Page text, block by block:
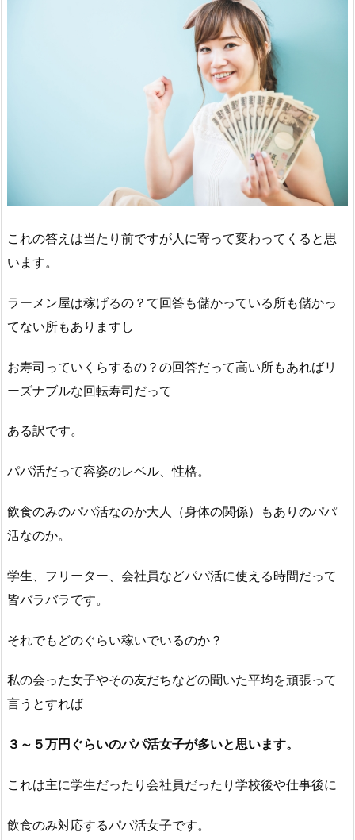
これの答えは当たり前ですが人に寄って変わってくると思
います。
ラーメン屋は稼げるの？て回答も儲かっている所も儲かっ
てない所もありますし
お寿司っていくらするの？の回答だって高い所もあればリ
ーズナブルな回転寿司だって
ある訳です。
パパ活だって容姿のレベル、性格。
飲食のみのパパ活なのか大人（身体の関係）もありのパパ
活なのか。
学生、フリーター、会社員などパパ活に使える時間だって
皆バラバラです。
それでもどのぐらい稼いでいるのか？
私の会った女子やその友だちなどの聞いた平均を頑張って
言うとすれば
３～５万円ぐらいのパパ活女子が多いと思います。
これは主に学生だったり会社員だったり学校後や仕事後に
飲食のみ対応するパパ活女子です。